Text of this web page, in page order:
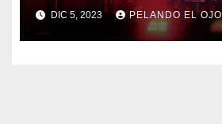
DIC 5, 2023 PELANDO EL OJO